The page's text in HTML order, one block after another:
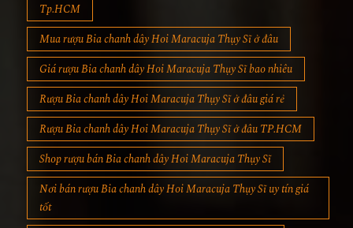
Tp.HCM
Mua rượu Bia chanh dây Hoi Maracuja Thụy Sĩ ở đâu
Giá rượu Bia chanh dây Hoi Maracuja Thụy Sĩ bao nhiêu
Rượu Bia chanh dây Hoi Maracuja Thụy Sĩ ở đâu giá rẻ
Rượu Bia chanh dây Hoi Maracuja Thụy Sĩ ở đâu TP.HCM
Shop rượu bán Bia chanh dây Hoi Maracuja Thụy Sĩ
Nơi bán rượu Bia chanh dây Hoi Maracuja Thụy Sĩ uy tín giá
tốt